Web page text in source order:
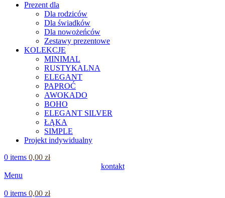
Prezent dla
Dla rodziców
Dla świadków
Dla nowożeńców
Zestawy prezentowe
KOLEKCJE
MINIMAL
RUSTYKALNA
ELEGANT
PAPROĆ
AWOKADO
BOHO
ELEGANT SILVER
ŁĄKA
SIMPLE
Projekt indywidualny
0 items 0,00 zł
kontakt
Menu
0 items 0,00 zł